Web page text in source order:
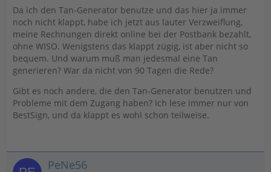
Da ich den Tan-Generator benutze und das hier ja immer
noch nicht klappt, habe ich jetzt aus lauter Verzweiflung,
meine Rechnungen direkt online bei der Postbank bezahlt,
ohne WISO. Wenigstens das klappt zügig, ist aber nicht so
bequem. Und warum muß man jedesmal eine Tan
generieren? War da nicht von 90 Tagen die Rede?
Gibt es noch andere, die den Tan-Generator benutzen und
Probleme mit dem Zugang haben? Ich lese immer nur von
BestSign, und da klappt es wohl schon teilweise.
PeNe56